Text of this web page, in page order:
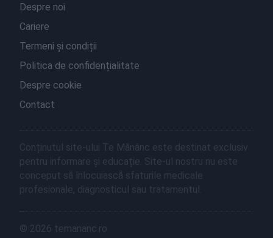
Despre noi
Cariere
Termeni și condiții
Politica de confidențialitate
Despre cookie
Contact
Conținutul site-ului Te Mănânc este destinat exclusiv
pentru informare și educație. Site-ul nostru nu este
conceput să înlocuiască sfaturile medicale
profesionale, diagnosticul sau tratamentul.
© 2026 temananc.ro